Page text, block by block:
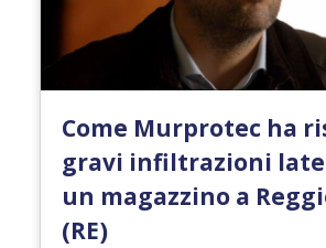
Come Murprotec ha
gravi infiltrazioni
un magazzino a
(RE)